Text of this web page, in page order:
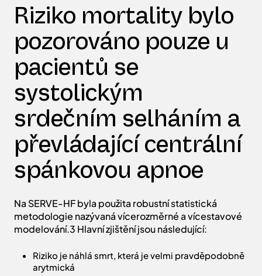
Riziko mortality bylo
pozorováno pouze u
pacientů se
systolickým
srdečním selháním a
převládající centrální
spánkovou apnoe
Na SERVE-HF byla použita robustní statistická
metodologie nazývaná vícerozměrné a vícestavové
modelování.3 Hlavní zjištění jsou následující:
Riziko je náhlá smrt, která je velmi pravděpodobně
arytmická